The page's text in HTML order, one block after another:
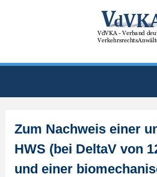
Zum Nachweis einer
HWS (bei DeltaV von
und einer